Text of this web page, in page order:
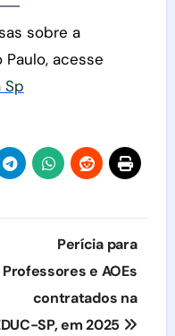
sobre a
acesse
Sp
Perícia para
Professores e AOEs
contratados na
SP, em 2025